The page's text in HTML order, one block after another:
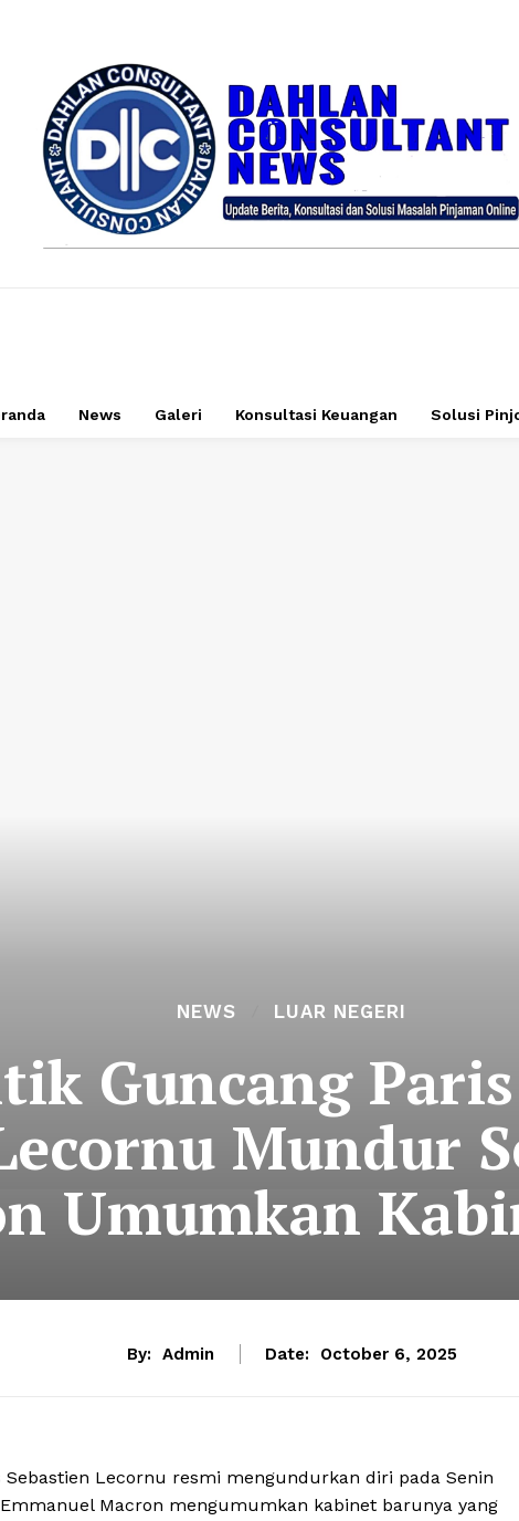
News Galeri Konsultasi Keuangan Solusi
NEWS LUAR NEGERI
Guncang
Mundur
Umumkan
By: Admin Date: October 6, 2025
Lecornu resmi mengundurkan diri pada Senin
Macron mengumumkan kabinet barunya yang